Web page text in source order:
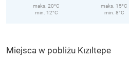
maks. 20°C
min. 12°C
maks. 15°C
min. 8°C
Miejsca w pobliżu Kızıltepe